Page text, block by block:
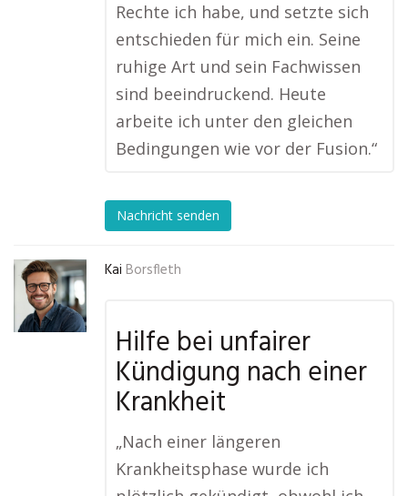
Rechte ich habe, und setzte sich
entschieden für mich ein. Seine
ruhige Art und sein Fachwissen
sind beeindruckend. Heute
arbeite ich unter den gleichen
Bedingungen wie vor der Fusion.“
Nachricht senden
Kai Borsfleth
Hilfe bei unfairer
Kündigung nach einer
Krankheit
„Nach einer längeren
Krankheitsphase wurde ich